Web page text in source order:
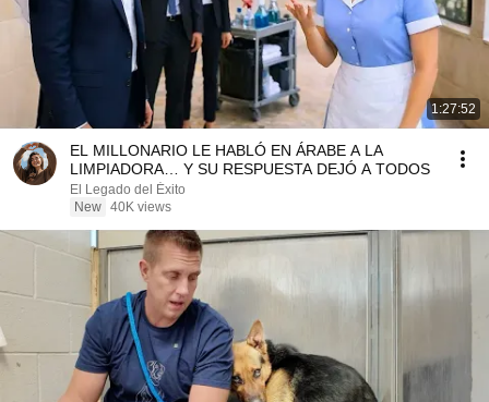
1:27:52
EL MILLONARIO LE HABLÓ EN ÁRABE A LA
LIMPIADORA… Y SU RESPUESTA DEJÓ A TODOS
El Legado del Éxito
New 40K views